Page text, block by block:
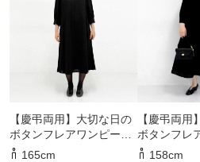
【慶弔両用】大切な日の
ボタンフレアワンピース
の着用コーディネート
165cm
【慶弔両用
ボタンフレ
の着用コー
158cm